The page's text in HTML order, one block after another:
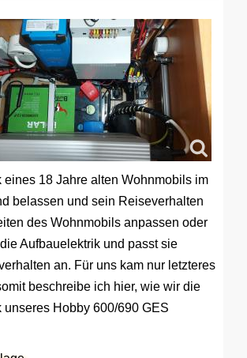
eines 18 Jahre alten Wohnmobils im
belassen und sein Reiseverhalten
des Wohnmobils anpassen oder
Aufbauelektrik und passt sie
an. Für uns kam nur letzteres
beschreibe ich hier, wie wir die
unseres Hobby 600/690 GES